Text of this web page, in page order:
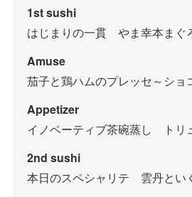
1st sushi
はじまりの一貫 やま幸本まぐ
Amuse
茄子と鶏ハムのプレッセ～ショ
Appetizer
イノベーティブ茶碗蒸し トリ
2nd sushi
本日のスペシャリテ 雲丹とい